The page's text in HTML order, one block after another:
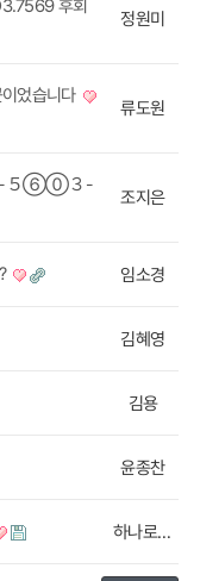
후회
정원미
었습니다
류도원
５⑥⓪３-
조지은
임소경
김혜영
김용
윤종찬
하나로청소